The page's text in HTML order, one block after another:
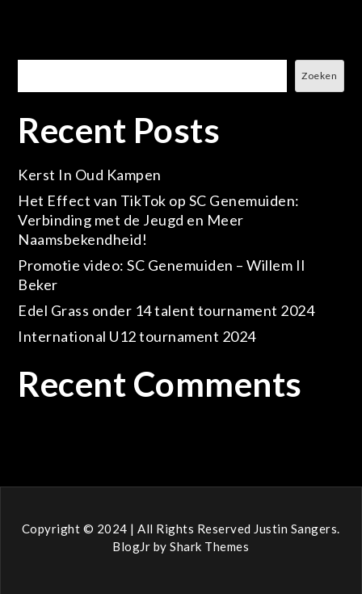
Zoeken
Recent Posts
Kerst In Oud Kampen
Het Effect van TikTok op SC Genemuiden:
Verbinding met de Jeugd en Meer
Naamsbekendheid!
Promotie video: SC Genemuiden – Willem II
Beker
Edel Grass onder 14 talent tournament 2024
International U12 tournament 2024
Recent Comments
Copyright © 2024 | All Rights Reserved Justin Sangers.
BlogJr byShark Themes